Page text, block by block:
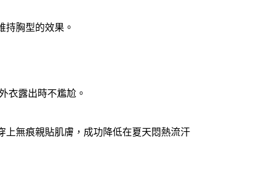
持胸型的效果。
衣露出時不尷尬。
上無痕親貼肌膚，成功降低在夏天悶熱流汗